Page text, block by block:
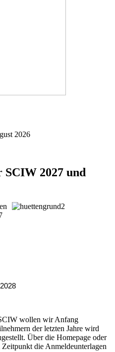
2026
2027 und
wollen wir Anfang
der letzten Jahre wird
Über die Homepage oder
die Anmeldeunterlagen